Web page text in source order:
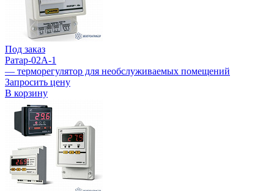
Под заказ
Ратар-02А-1
— терморегулятор для необслуживаемых помещений
Запросить цену
В корзину